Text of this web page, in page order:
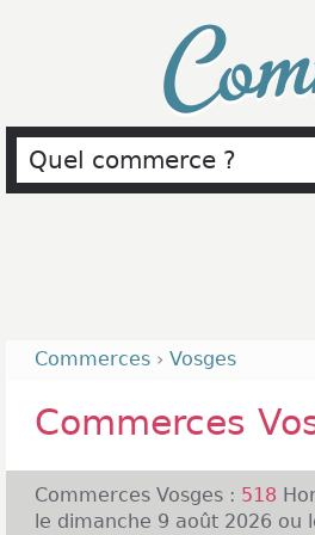
Commerces › Vosges
Commerces
Commerces Vosges : 518
le dimanche 9 août 2026 ou